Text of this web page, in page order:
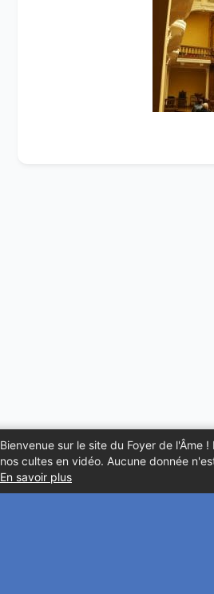
Bienvenue sur le site du Foyer de l'Âme
nos cultes en vidéo. Aucune donnée
En savoir plus